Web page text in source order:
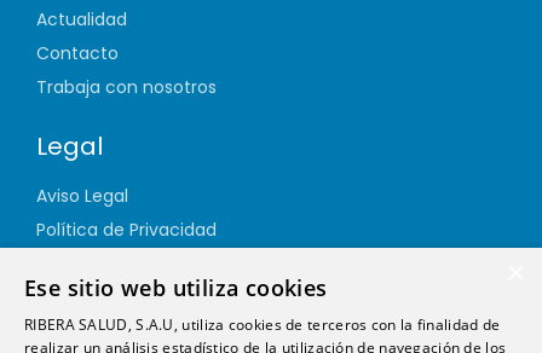
Actualidad
Contacto
Trabaja con nosotros
Legal
Aviso Legal
Política de Privacidad
Política de Calidad
Política de Seguridad
Ese sitio web utiliza cookies
RIBERA SALUD, S.A.U, utiliza cookies de terceros con la finalidad de
realizar un análisis estadístico de la utilización de navegación de los